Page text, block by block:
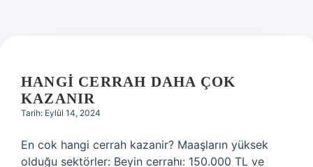
HANGI CERRAH DAHA ÇOK
KAZANIR
Tarih: Eylül 14, 2024
En cok hangi cerrah kazanir? Maaşların yüksek
olduğu sektörler: Beyin cerrahı: 150.000 TL ve